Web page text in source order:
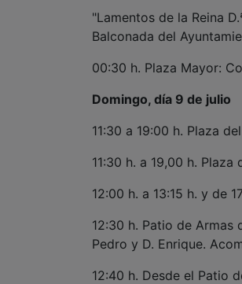
"Lamentos de la Reina
Balconada del
00:30 h. Plaza Mayor:
Domingo, día 9 de julio
11:30 a 19:00 h. Plaza
11:30 h. a 19,00 h.
12:00 h. a 13:15 h. y de
12:30 h. Patio de Armas
Pedro y D. Enrique.
12:40 h. Desde el Patio